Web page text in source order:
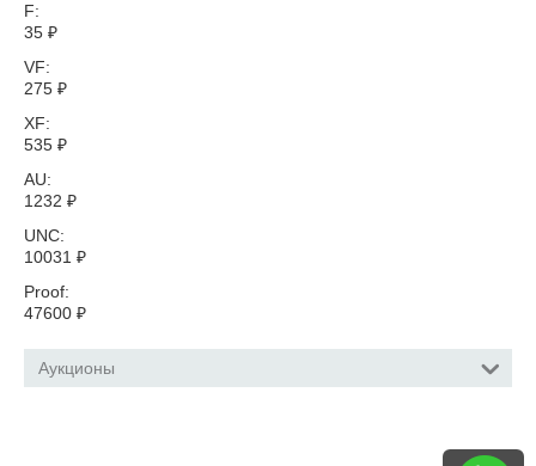
F:
35 ₽
VF:
275 ₽
XF:
535 ₽
AU:
1232 ₽
UNC:
10031 ₽
Proof:
47600 ₽
Аукционы